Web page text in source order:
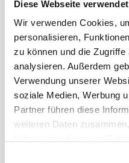
Diese Webseite
Wir verwenden Cookies,
personalisieren,
zu können und die
analysieren. Außerdem
Verwendung unserer
soziale Medien, Werbung
Partner führen diese
weiteren Daten
Clicken, um das Karussell
Wir haben
gefunden, die
könnten!